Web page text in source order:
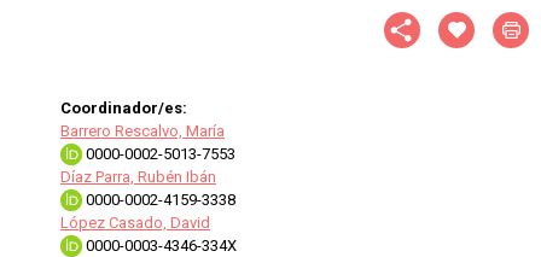
Coordinador/es:
Barrero Rescalvo, María
0000-0002-5013-7553
Díaz Parra, Rubén Ibán
0000-0002-4159-3338
López Casado, David
0000-0003-4346-334X